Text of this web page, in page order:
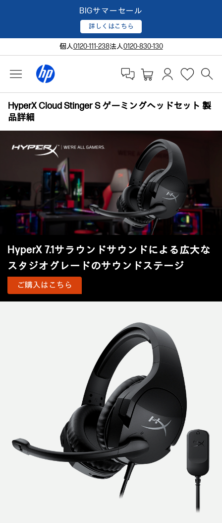
BIGサマーセール
詳しくはこちら
個人0120-111-238法人0120-830-130
HyperX Cloud Stinger S ゲーミングヘッドセット 製
品詳細
HyperX 7.1サラウンドサウンドによる広大な
スタジオグレードのサウンドステージ
ご購入はこちら